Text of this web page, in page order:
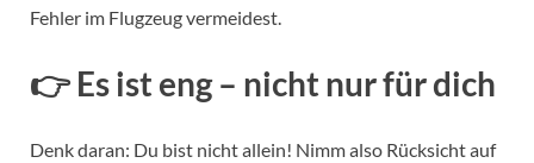
Fehler im Flugzeug vermeidest.
👉 Es ist eng – nicht nur für dich
Denk daran: Du bist nicht allein! Nimm also Rücksicht auf